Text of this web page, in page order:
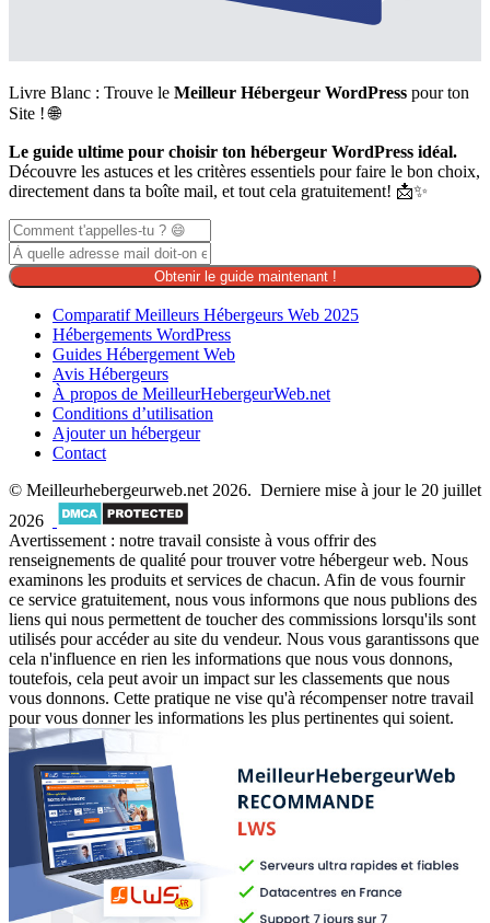
Livre Blanc : Trouve le Meilleur Hébergeur WordPress pour ton
Site ! 🌐
Le guide ultime pour choisir ton hébergeur WordPress idéal.
Découvre les astuces et les critères essentiels pour faire le bon choix,
directement dans ta boîte mail, et tout cela gratuitement! 📩✨
Obtenir le guide maintenant !
Comparatif Meilleurs Hébergeurs Web 2025
Hébergements WordPress
Guides Hébergement Web
Avis Hébergeurs
À propos de MeilleurHebergeurWeb.net
Conditions d’utilisation
Ajouter un hébergeur
Contact
© Meilleurhebergeurweb.net 2026. Derniere mise à jour le 20 juillet
2026
Avertissement : notre travail consiste à vous offrir des
renseignements de qualité pour trouver votre hébergeur web. Nous
examinons les produits et services de chacun. Afin de vous fournir
ce service gratuitement, nous vous informons que nous publions des
liens qui nous permettent de toucher des commissions lorsqu'ils sont
utilisés pour accéder au site du vendeur. Nous vous garantissons que
cela n'influence en rien les informations que nous vous donnons,
toutefois, cela peut avoir un impact sur les classements que nous
vous donnons. Cette pratique ne vise qu'à récompenser notre travail
pour vous donner les informations les plus pertinentes qui soient.